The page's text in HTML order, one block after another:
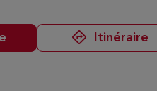
Itinéraire